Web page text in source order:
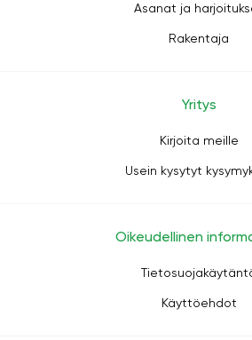
Asanat ja
Rakentaja
Yritys
Kirjoita meille
Usein kysytyt
Oikeudellinen
Käyttöehdot